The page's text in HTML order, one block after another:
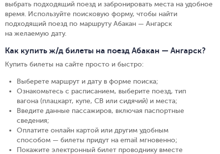
выбрать подходящий поезд и забронировать места на удобное
время. Используйте поисковую форму, чтобы найти
подходящий поезд по маршруту Абакан — Ангарск
на желаемую дату.
Как купить ж/д билеты на поезд Абакан — Ангарск?
Купить билеты на сайте просто и быстро:
Выберете маршрут и дату в форме поиска;
Ознакомьтесь с расписанием, выберите поезд, тип
вагона (плацкарт, купе, СВ или сидячий) и места;
Введите данные пассажиров, включая паспортные
сведения;
Оплатите онлайн картой или другим удобным
способом — билеты придут на email мгновенно;
Покажите электронный билет проводнику вместе